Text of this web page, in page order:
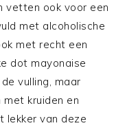
vetten ook voor een
met alcoholische
met recht een
dot mayonaise
vulling, maar
met kruiden en
lekker van deze